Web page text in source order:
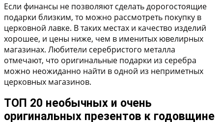
Если финансы не позволяют сделать дорогостоящие
подарки близким, то можно рассмотреть покупку в
церковной лавке. В таких местах и качество изделий
хорошее, и цены ниже, чем в именитых ювелирных
магазинах. Любители серебристого металла
отмечают, что оригинальные подарки из серебра
можно неожиданно найти в одной из неприметных
церковных магазинов.
ТОП 20 необычных и очень
оригинальных презентов к годовщине